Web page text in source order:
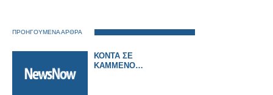
ΠΡΟΗΓΟΥΜΕΝΑ ΑΡΘΡΑ
ΚΟΝΤΑ ΣΕ
ΚΑΜΜΕΝΟ…